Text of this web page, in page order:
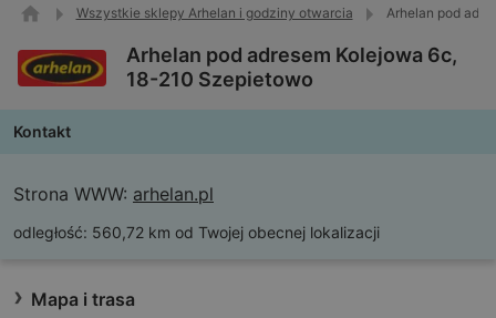
Wszystkie sklepy Arhelan i godziny otwarcia Arhelan pod
Arhelan pod adresem Kolejowa 6c,
18-210 Szepietowo
Kontakt
Strona WWW: arhelan.pl
odległość: 560,72 km od Twojej obecnej lokalizacji
Mapa i trasa